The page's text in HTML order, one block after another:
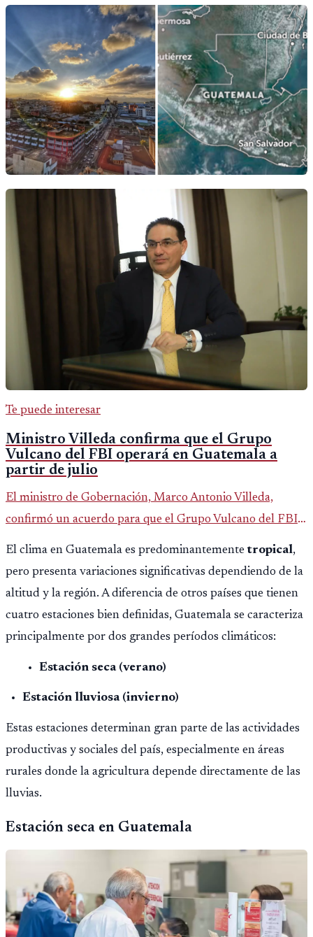
Te puede interesar
Ministro Villeda confirma que el Grupo
Vulcano del FBI operará en Guatemala a
partir de julio
El ministro de Gobernación, Marco Antonio Villeda,
confirmó un acuerdo para que el Grupo Vulcano del FBI
opere en Guatemala a partir de julio, tras un intento
fallido con la administración anterior del Ministerio
Público.
El clima en Guatemala es predominantementetropical,
pero presenta variaciones significativas dependiendo de la
altitud y la región. A diferencia de otros países que tienen
cuatro estaciones bien definidas, Guatemala se caracteriza
principalmente por dos grandes períodos climáticos:
Estación seca (verano)
Estación lluviosa (invierno)
Estas estaciones determinan gran parte de las actividades
productivas y sociales del país, especialmente en áreas
rurales donde la agricultura depende directamente de las
lluvias.
Estación seca en Guatemala